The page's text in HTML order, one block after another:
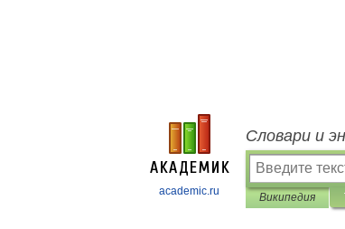
academic.ru
Словари и
Википедия